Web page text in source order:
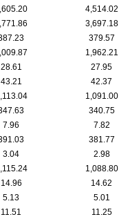
4,514.02
3,697.18
379.57
1,962.21
28.61 27.95
43.21 42.37
1,091.00
340.75
7.96 7.82
381.77
3.04 2.98
1,088.80
14.96 14.62
5.13 5.01
11.51 11.25